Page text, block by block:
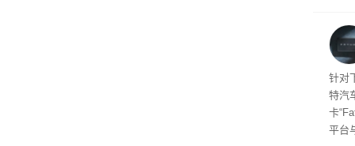
将
的技
起
针对
特汽
卡
平台